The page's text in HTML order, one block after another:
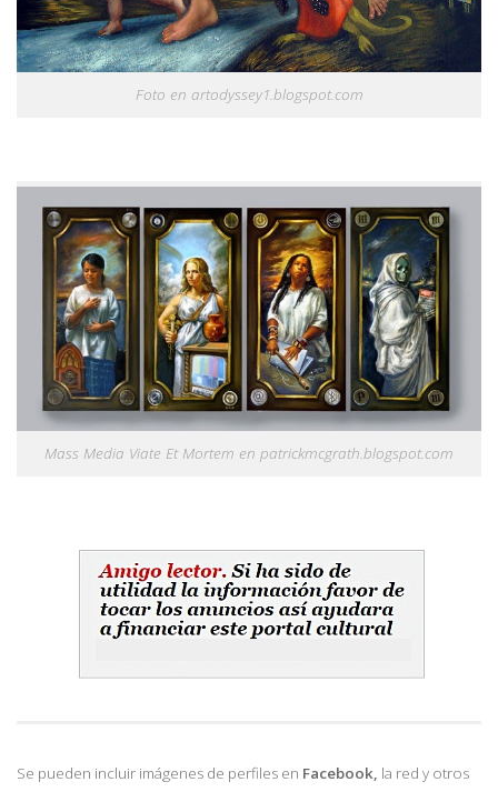
Foto en artodyssey1.blogspot.com
Mass Media Viate Et Mortem en patrickmcgrath.blogspot.com
Se pueden incluir imágenes de perfiles en Facebook, la red y otros